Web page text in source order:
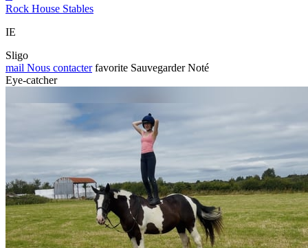
Rock House Stables
IE
Sligo
mail Nous contacter favorite Sauvegarder Noté
Eye-catcher